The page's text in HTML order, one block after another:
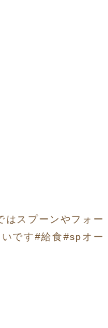
はスプーンやフォー
です️#給食#spオー